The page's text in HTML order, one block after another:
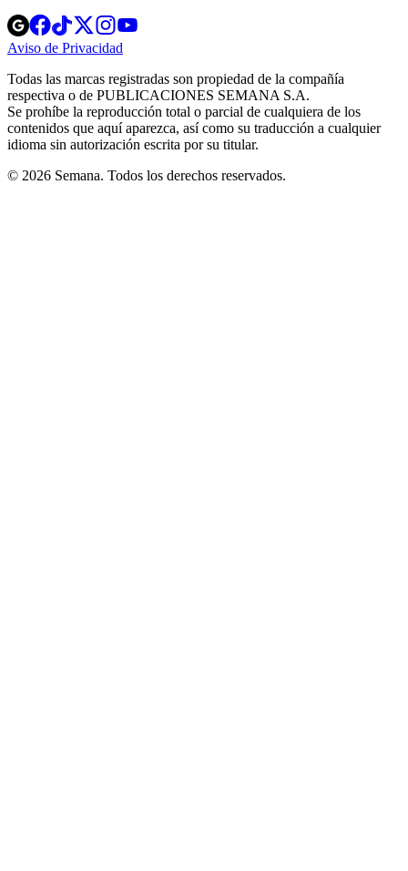
Opens
in
new
Opens
in
new
Opens
in
new
window
Opens
new
windowwindow
Aviso de Privacidad
new
window
Todas las marcas registradas son propiedad de la compañía
respectiva o de PUBLICACIONES SEMANA S.A.
Se prohíbe la reproducción total o parcial de cualquiera de los
contenidos que aquí aparezca, así como su traducción a cualquier
idioma sin autorización escrita por su titular.
© 2026 Semana. Todos los derechos reservados.